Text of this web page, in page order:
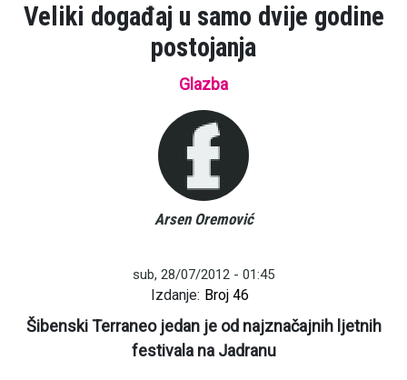
Veliki događaj u samo dvije godine
postojanja
Glazba
Arsen Oremović
sub, 28/07/2012 - 01:45
Izdanje: Broj 46
Šibenski Terraneo jedan je od najznačajnih ljetnih
festivala na Jadranu